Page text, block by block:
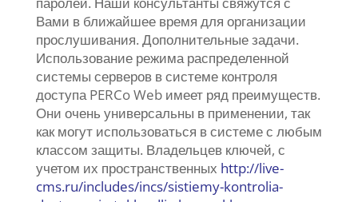
Вами в ближайшее время для организации
прослушивания. Дополнительные задачи.
Использование режима распределенной
системы серверов в системе контроля
доступа PERCo Web имеет ряд преимуществ.
Они очень универсальны в применении, так
как могут использоваться в системе с любым
классом защиты. Владельцев ключей, с
учетом их пространственных http://live-
cms.ru/includes/incs/sistiemy-kontrolia-